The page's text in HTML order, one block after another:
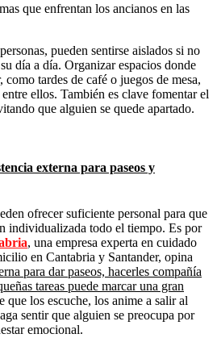
que enfrentan los ancianos en las
pueden sentirse aislados si no
día a día. Organizar espacios donde
tardes de café o juegos de mesa,
ellos. También es clave fomentar el
que alguien se quede apartado.
externa para paseos y
ofrecer suficiente personal para que
individualizada todo el tiempo. Es por
, una empresa experta en cuidado
en Cantabria y Santander, opina
para dar paseos, hacerles compañía
tareas puede marcar una gran
que los escuche, los anime a salir al
sentir que alguien se preocupa por
emocional.